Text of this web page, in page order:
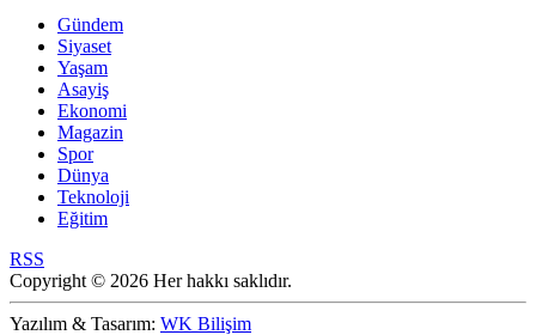
Gündem
Siyaset
Yaşam
Asayiş
Ekonomi
Magazin
Spor
Dünya
Teknoloji
Eğitim
RSS
Copyright © 2026 Her hakkı saklıdır.
Yazılım & Tasarım: WK Bilişim